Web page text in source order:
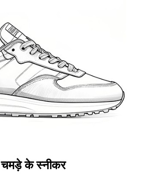
चमड़े के स्नीकर